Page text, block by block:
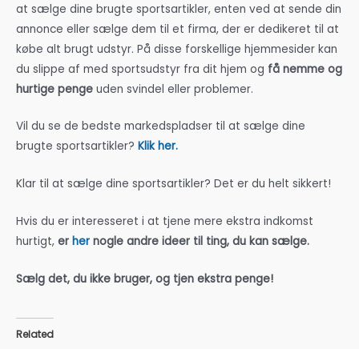
at sælge dine brugte sportsartikler, enten ved at sende din
annonce eller sælge dem til et firma, der er dedikeret til at
købe alt brugt udstyr. På disse forskellige hjemmesider kan
du slippe af med sportsudstyr fra dit hjem og få nemme og
hurtige penge uden svindel eller problemer.
Vil du se de bedste markedspladser til at sælge dine
brugte sportsartikler? Klik her.
Klar til at sælge dine sportsartikler? Det er du helt sikkert!
Hvis du er interesseret i at tjene mere ekstra indkomst
hurtigt, er her nogle andre ideer til ting, du kan sælge.
Sælg det, du ikke bruger, og tjen ekstra penge!
Related